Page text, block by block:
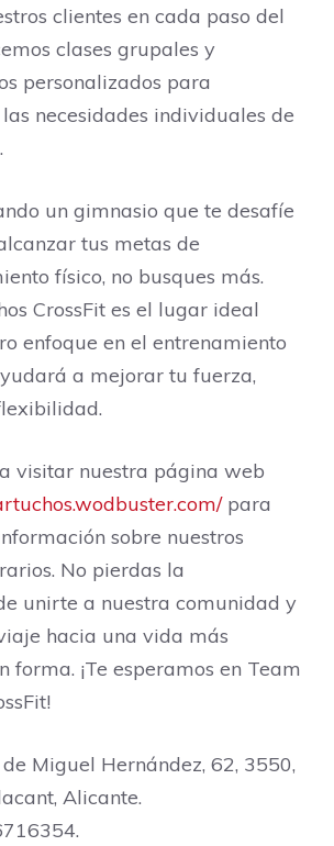
clientes en cada paso del
clases grupales y
personalizados para
necesidades individuales de
un gimnasio que te desafíe
tus metas de
físico, no busques más.
CrossFit es el lugar ideal
enfoque en el entrenamiento
a mejorar tu fuerza,
visitar nuestra página web
para
sobre nuestros
No pierdas la
unirte a nuestra comunidad y
hacia una vida más
forma. ¡Te esperamos en Team
de Miguel Hernández, 62, 3550,
Alicante.